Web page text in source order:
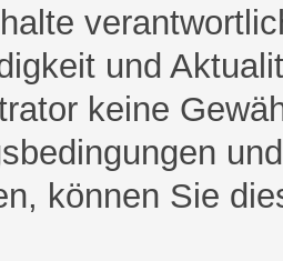
und
keine
können Sie